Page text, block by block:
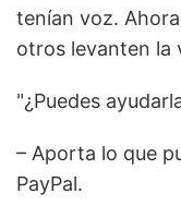
tenían voz.
otros levanten la
"¿Puedes
– Aporta lo que
PayPal.